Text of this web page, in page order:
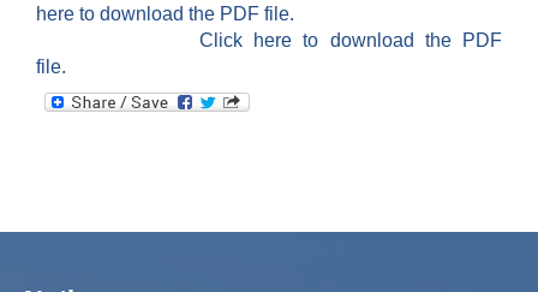
here to download the PDF file.
Click here to download the PDF
file.